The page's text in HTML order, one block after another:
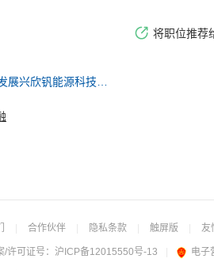
将职位推荐
[成都]四川发展兴欣钒能源科技有限公司
合作伙伴 隐私条款 触屏版 友
/许可证号： 沪ICP备12015550号-13 电子